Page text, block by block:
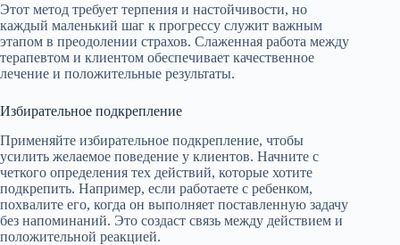
Этот метод требует терпения и настойчивости, но
каждый маленький шаг к прогрессу служит важным
этапом в преодолении страхов. Слаженная работа между
терапевтом и клиентом обеспечивает качественное
лечение и положительные результаты.
Избирательное подкрепление
Применяйте избирательное подкрепление, чтобы
усилить желаемое поведение у клиентов. Начните с
четкого определения тех действий, которые хотите
подкрепить. Например, если работаете с ребенком,
похвалите его, когда он выполняет поставленную задачу
без напоминаний. Это создаст связь между действием и
положительной реакцией.